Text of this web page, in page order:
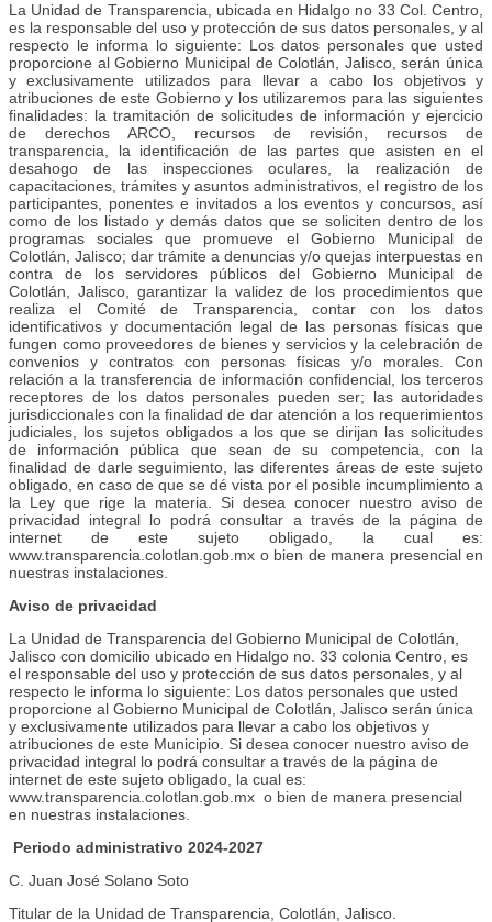
La Unidad de Transparencia, ubicada en Hidalgo no 33 Col. Centro,
es la responsable del uso y protección de sus datos personales, y al
respecto le informa lo siguiente: Los datos personales que usted
proporcione al Gobierno Municipal de Colotlán, Jalisco, serán única
y exclusivamente utilizados para llevar a cabo los objetivos y
atribuciones de este Gobierno y los utilizaremos para las siguientes
finalidades: la tramitación de solicitudes de información y ejercicio
de derechos ARCO, recursos de revisión, recursos de
transparencia, la identificación de las partes que asisten en el
desahogo de las inspecciones oculares, la realización de
capacitaciones, trámites y asuntos administrativos, el registro de los
participantes, ponentes e invitados a los eventos y concursos, así
como de los listado y demás datos que se soliciten dentro de los
programas sociales que promueve el Gobierno Municipal de
Colotlán, Jalisco; dar trámite a denuncias y/o quejas interpuestas en
contra de los servidores públicos del Gobierno Municipal de
Colotlán, Jalisco, garantizar la validez de los procedimientos que
realiza el Comité de Transparencia, contar con los datos
identificativos y documentación legal de las personas físicas que
fungen como proveedores de bienes y servicios y la celebración de
convenios y contratos con personas físicas y/o morales. Con
relación a la transferencia de información confidencial, los terceros
receptores de los datos personales pueden ser; las autoridades
jurisdiccionales con la finalidad de dar atención a los requerimientos
judiciales, los sujetos obligados a los que se dirijan las solicitudes
de información pública que sean de su competencia, con la
finalidad de darle seguimiento, las diferentes áreas de este sujeto
obligado, en caso de que se dé vista por el posible incumplimiento a
la Ley que rige la materia. Si desea conocer nuestro aviso de
privacidad integral lo podrá consultar a través de la página de
internet de este sujeto obligado, la cual es:
www.transparencia.colotlan.gob.mx o bien de manera presencial en
nuestras instalaciones.
Aviso de privacidad
La Unidad de Transparencia del Gobierno Municipal de Colotlán,
Jalisco con domicilio ubicado en Hidalgo no. 33 colonia Centro, es
el responsable del uso y protección de sus datos personales, y al
respecto le informa lo siguiente: Los datos personales que usted
proporcione al Gobierno Municipal de Colotlán, Jalisco serán única
y exclusivamente utilizados para llevar a cabo los objetivos y
atribuciones de este Municipio. Si desea conocer nuestro aviso de
privacidad integral lo podrá consultar a través de la página de
internet de este sujeto obligado, la cual es:
www.transparencia.colotlan.gob.mx o bien de manera presencial
en nuestras instalaciones.
Periodo administrativo 2024-2027
C. Juan José Solano Soto
Titular de la Unidad de Transparencia, Colotlán, Jalisco.